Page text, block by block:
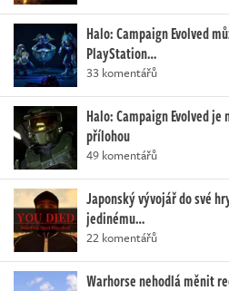
Halo: Campaign Evolved
PlayStation…
33 komentářů
Halo: Campaign Evolved
přílohou
49 komentářů
Japonský vývojář do své
jedinému…
22 komentářů
Warhorse nehodlá měnit